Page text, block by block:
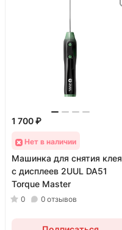
1 700 ₽
Нет в наличии
Машинка для снятия клея
с дисплеев 2UUL DA51
Torque Master
0 0 отзывов